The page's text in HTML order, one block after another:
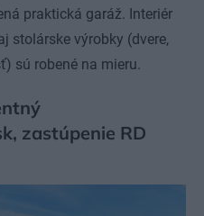
praktická garáž. Interiér
stolárske výrobky (dvere,
sú robené na mieru.
zastúpenie RD